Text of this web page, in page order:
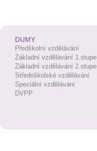
DUMY
Předškolní vzdělávání
Základní vzdělávání
Základní vzdělávání
Středoškolské vzdělávání
Speciální vzdělávání
DVPP